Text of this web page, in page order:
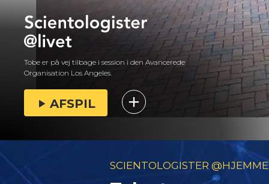
Tobe er på vej tilbage i session i den Avancerede
Organisation Los Angeles.
AFSPIL
SCIENTOLOGISTER @HJEMME